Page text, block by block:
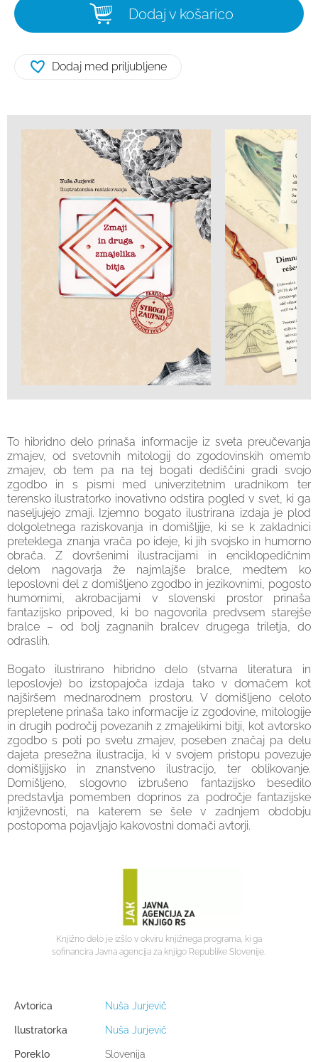
Dodaj v košarico
Dodaj med priljubljene
To hibridno delo prinaša informacije iz sveta preučevanja
zmajev, od svetovnih mitologij do zgodovinskih omemb
zmajev, ob tem pa na tej bogati dediščini gradi svojo
zgodbo in s pismi med univerzitetnim uradnikom ter
terensko ilustratorko inovativno odstira pogled v svet, ki ga
naseljujejo zmaji. Izjemno bogato ilustrirana izdaja je plod
dolgoletnega raziskovanja in domišljije, ki se k zakladnici
preteklega znanja vrača po ideje, ki jih svojsko in humorno
obrača. Z dovršenimi ilustracijami in enciklopedičnim
delom nagovarja že najmlajše bralce, medtem ko
leposlovni del z domišljeno zgodbo in jezikovnimi, pogosto
humornimi, akrobacijami v slovenski prostor prinaša
fantazijsko pripoved, ki bo nagovorila predvsem starejše
bralce – od bolj zagnanih bralcev drugega triletja, do
odraslih.
Bogato ilustrirano hibridno delo (stvarna literatura in
leposlovje) bo izstopajoča izdaja tako v domačem kot
najširšem mednarodnem prostoru. V domišljeno celoto
prepletene prinaša tako informacije iz zgodovine, mitologije
in drugih področij povezanih z zmajelikimi bitji, kot avtorsko
zgodbo s poti po svetu zmajev, poseben značaj pa delu
dajeta presežna ilustracija, ki v svojem pristopu povezuje
domišljijsko in znanstveno ilustracijo, ter oblikovanje.
Domišljeno, slogovno izbrušeno fantazijsko besedilo
predstavlja pomemben doprinos za področje fantazijske
književnosti, na katerem se šele v zadnjem obdobju
postopoma pojavljajo kakovostni domači avtorji.
Knjižno delo je izšlo v okviru knjižnega programa, ki ga
sofinancira Javna agencija za knjigo Republike Slovenije.
Avtorica Nuša Jurjevič
Ilustratorka Nuša Jurjevič
Poreklo Slovenija